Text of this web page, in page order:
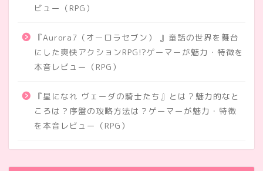
ビュー（RPG）
『Aurora7（オーロラセブン） 』童話の世界を舞台
にした爽快アクションRPG!?ゲーマーが魅力・特徴を
本音レビュー（RPG）
『星になれ ヴェーダの騎士たち』とは？魅力的なと
ころは？序盤の攻略方法は？ゲーマーが魅力・特徴
を本音レビュー（RPG）